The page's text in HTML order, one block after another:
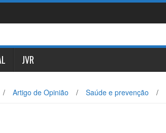
JVR
/ Artigo de Opinião / Saúde e prevenção /